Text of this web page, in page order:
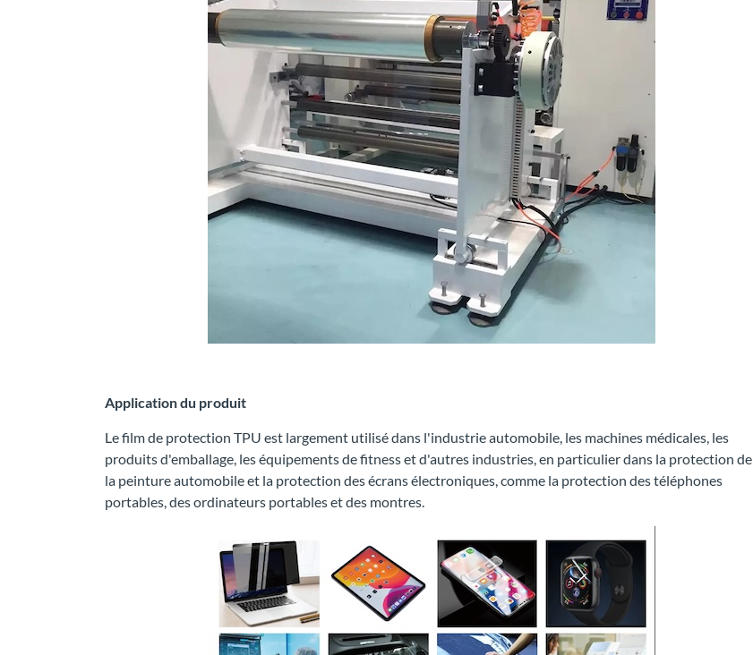
Application du produit
Le film de protection TPU est largement utilisé dans l'industrie automobile, les machines médicales, les
produits d'emballage, les équipements de fitness et d'autres industries, en particulier dans la protection de
la peinture automobile et la protection des écrans électroniques, comme la protection des téléphones
portables, des ordinateurs portables et des montres.